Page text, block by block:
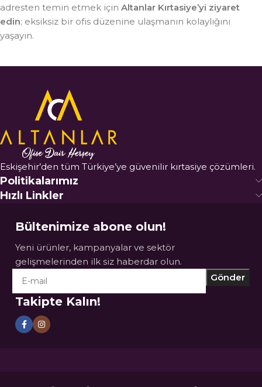
adresten temin etmek için Altanlar Kırtasiye’yi ziyaret
edin; eksiksiz bir ofis düzenine ulaşmanın kolaylığını
yaşayın.
Eskişehir’den tüm Türkiye’ye güvenilir kırtasiye çözümleri.
Politikalarımız
Hızlı Linkler
Bültenimize abone olun!
Yeni ürünler, kampanyalar ve sektör
gelişmelerinden ilk siz haberdar olun.
Takipte Kalın!